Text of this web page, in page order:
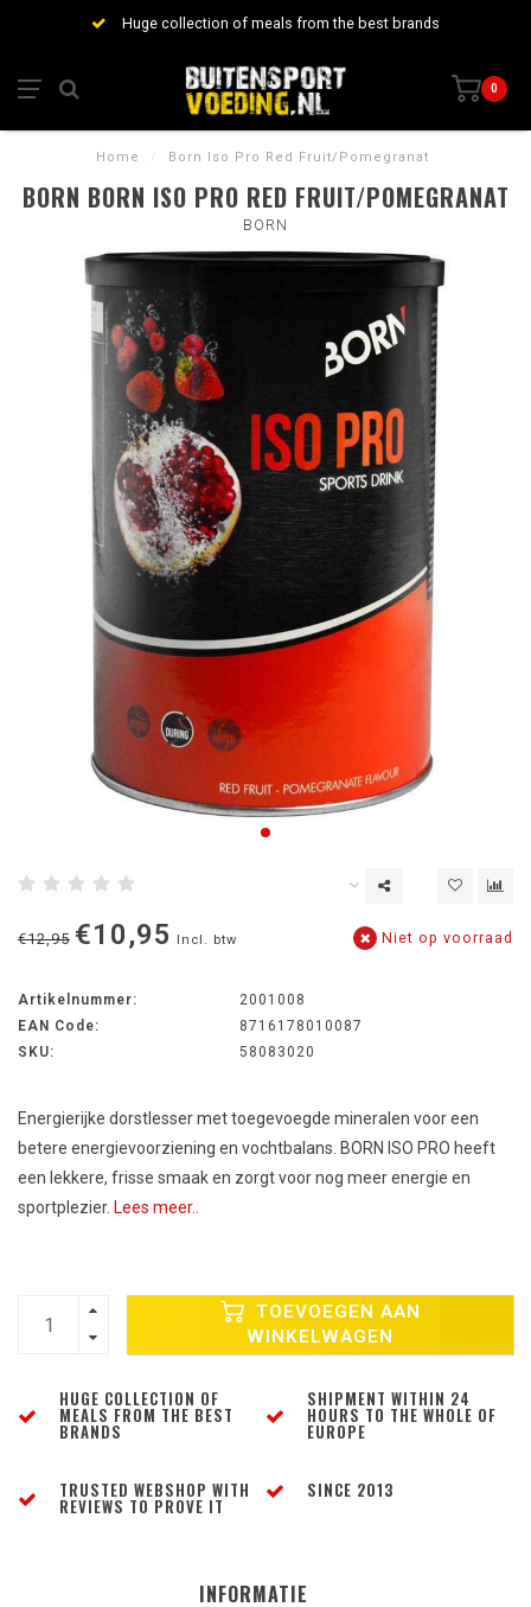
Huge collection of meals from the best brands
0
Home / Born Iso Pro Red Fruit/Pomegranat
BORN BORN ISO PRO RED FRUIT/POMEGRANAT
BORN
€12,95 €10,95 Incl. btw Niet op voorraad
Artikelnummer:
2001008
EAN Code:
8716178010087
SKU:
58083020
Energierijke dorstlesser met toegevoegde mineralen voor een
betere energievoorziening en vochtbalans. BORN ISO PRO heeft
een lekkere, frisse smaak en zorgt voor nog meer energie en
sportplezier. Lees meer..
TOEVOEGEN AAN
WINKELWAGEN
HUGE COLLECTION OF
MEALS FROM THE BEST
BRANDS
SHIPMENT WITHIN 24
HOURS TO THE WHOLE OF
EUROPE
TRUSTED WEBSHOP WITH
REVIEWS TO PROVE IT
SINCE 2013
INFORMATIE